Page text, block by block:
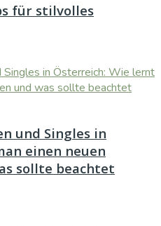
für stilvolles
und Singles in
einen neuen
sollte beachtet